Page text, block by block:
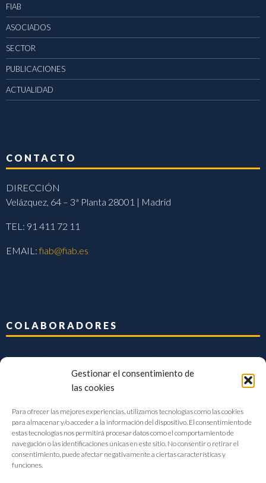
Gestionar el consentimiento de
las cookies
Para ofrecer las mejores experiencias, utilizamos tecnologías como las cookies
para almacenar y/o acceder a la información del dispositivo. El consentimiento de
estas tecnologías nos permitirá procesar datos como el comportamiento de
navegación o las identificaciones únicas en este sitio. No consentir o retirar el
consentimiento, puede afectar negativamente a ciertas características y
funciones.
FIAB
ASOCIADOS
SECTOR
PUBLICACIONES
ACTUALIDAD
CONTACTO
DIRECCIÓN
Velázquez, 64 – 3ª Planta 28001 | Madrid
TEL: 91 411 72 11
EMAIL:fiab@fiab.es
COLABORADORES